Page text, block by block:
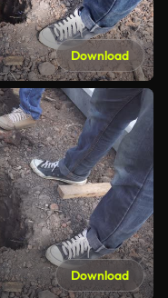
Download
Download